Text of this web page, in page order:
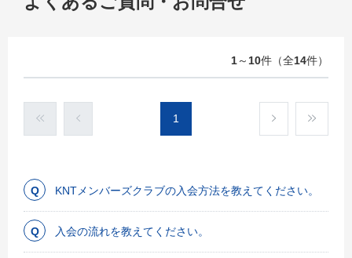
1～ 10件（全14件）
1
KNTメンバーズクラブの入会方法を教えてください。
入会の流れを教えてください。